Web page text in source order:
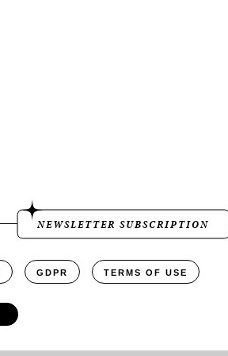
NEWSLETTER SUBSCRIPTION
GDPR TERMS OF USE